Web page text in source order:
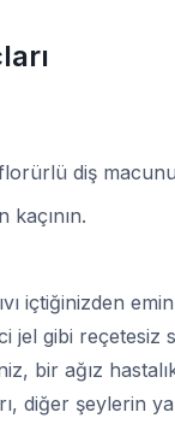
diş macunu
içtiğinizden
gibi reçetesiz
bir ağız
diğer şeylerin